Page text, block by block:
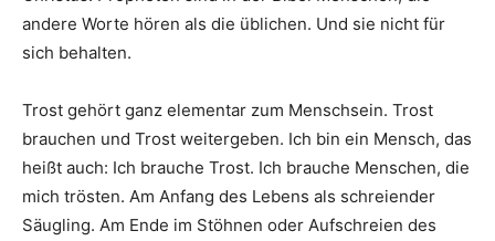
andere Worte hören als die üblichen. Und sie nicht für
sich behalten.
Trost gehört ganz elementar zum Menschsein. Trost
brauchen und Trost weitergeben. Ich bin ein Mensch, das
heißt auch: Ich brauche Trost. Ich brauche Menschen, die
mich trösten. Am Anfang des Lebens als schreiender
Säugling. Am Ende im Stöhnen oder Aufschreien des